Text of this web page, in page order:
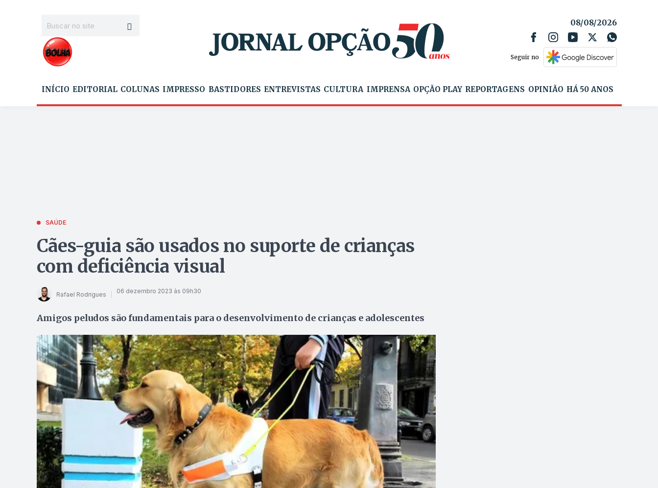
08/08/2026
Seguir no
INÍCIO EDITORIAL COLUNAS IMPRESSO BASTIDORES ENTREVISTAS CULTURA IMPRENSA OPÇÃO PLAY REPORTAGENS OPINIÃO HÁ 50 ANOS
SAÚDE
Cães-guia são usados no suporte de crianças
com deficiência visual
Rafael Rodrigues 06 dezembro 2023 às 09h30
Amigos peludos são fundamentais para o desenvolvimento de crianças e adolescentes